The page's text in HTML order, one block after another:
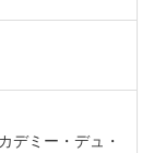
デミー・デュ・